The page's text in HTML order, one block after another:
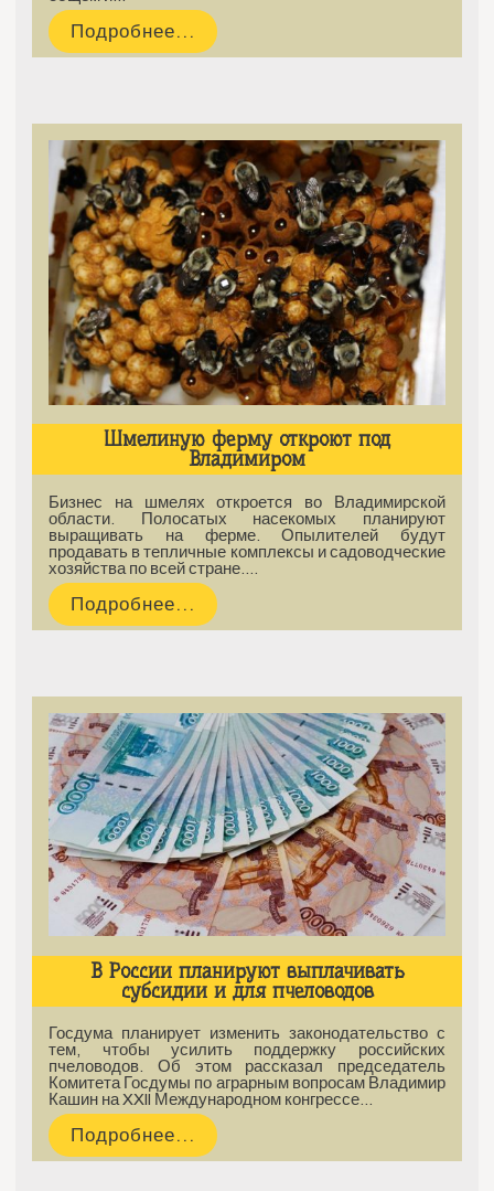
Подробнее...
Шмелиную ферму откроют под
Владимиром
Бизнес на шмелях откроется во Владимирской
области. Полосатых насекомых планируют
выращивать на ферме. Опылителей будут
продавать в тепличные комплексы и садоводческие
хозяйства по всей стране.…
Подробнее...
В России планируют выплачивать
субсидии и для пчеловодов
Госдума планирует изменить законодательство с
тем, чтобы усилить поддержку российских
пчеловодов. Об этом рассказал председатель
Комитета Госдумы по аграрным вопросам Владимир
Кашин на XXII Международном конгрессе…
Подробнее...